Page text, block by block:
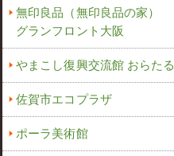
無印良品（無印良品の家）
グランフロント大阪
やまこし復興交流館 おらたる
佐賀市エコプラザ
ポーラ美術館